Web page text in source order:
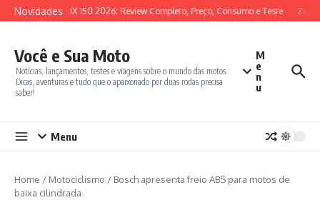
Ir para o conteúdo
Novidades
SYM ADX 150 2026: Review Completo, Preço, Consumo e Teste
Você e Sua Moto
Notícias, lançamentos, testes e viagens sobre o mundo das motos.
Dicas, aventuras e tudo que o apaixonado por duas rodas precisa
saber!
M
e
n
u
Menu
Home / Motociclismo / Bosch apresenta freio ABS para motos de
baixa cilindrada